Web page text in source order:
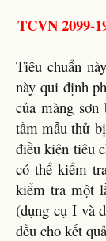
TCVN 2099-
Tiêu chuẩn
này qui định
của màng
tấm mẫu thử
điều kiện tiêu
có thể kiểm
kiểm tra một
(dụng cụ I và
đều cho kết